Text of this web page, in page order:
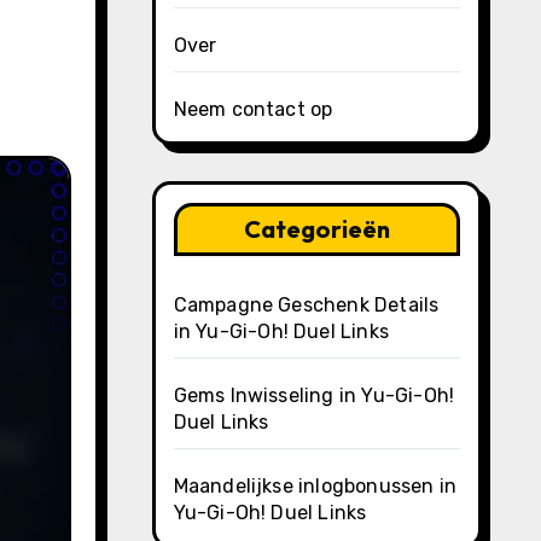
Over
Neem contact op
Categorieën
Campagne Geschenk Details
in Yu-Gi-Oh! Duel Links
Gems Inwisseling in Yu-Gi-Oh!
Duel Links
Maandelijkse inlogbonussen in
Yu-Gi-Oh! Duel Links